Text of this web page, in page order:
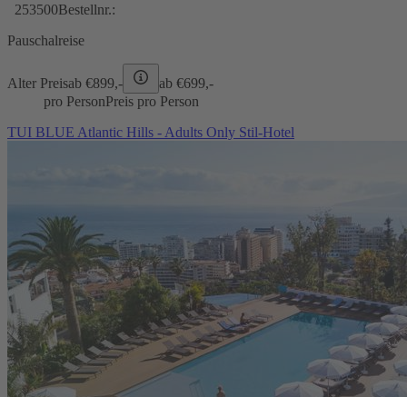
253500Bestellnr.:
Pauschalreise
Alter Preisab €899,- ab €699,-
pro PersonPreis pro Person
TUI BLUE Atlantic Hills - Adults Only Stil-Hotel